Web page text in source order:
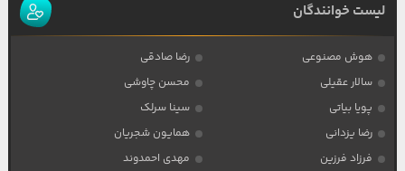
لیست خوانندگان
هوش مصنوعی
رضا صادقی
سالار عقیلی
محسن چاوشی
پویا بیاتی
سینا سرلک
رضا یزدانی
همایون شجریان
فرزاد فرزین
مهدی احمدوند